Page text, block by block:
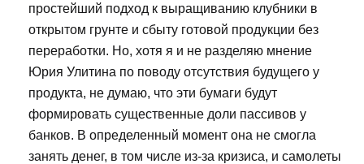
простейший подход к выращиванию клубники в
открытом грунте и сбыту готовой продукции без
переработки. Но, хотя я и не разделяю мнение
Юрия Улитина по поводу отсутствия будущего у
продукта, не думаю, что эти бумаги будут
формировать существенные доли пассивов у
банков. В определенный момент она не смогла
занять денег, в том числе из-за кризиса, и самолеты